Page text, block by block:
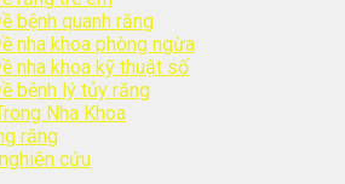
bệnh quanh răng
nha khoa phòng ngừa
nha khoa kỹ thuật số
bệnh lý tủy răng
Nha Khoa
răng
cứu